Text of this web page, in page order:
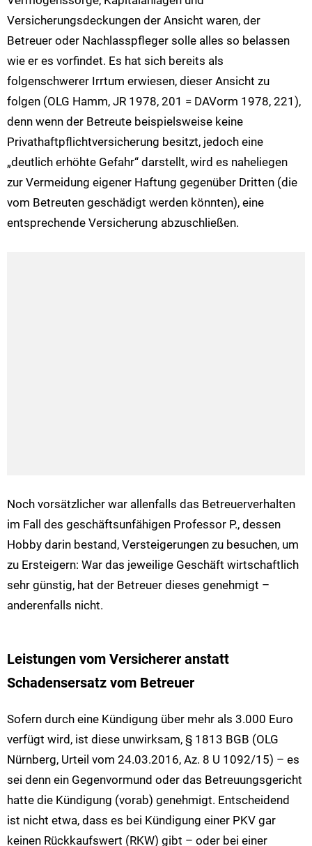
Versicherungsdeckungen der Ansicht waren, der
Betreuer oder Nachlasspfleger solle alles so belassen
wie er es vorfindet. Es hat sich bereits als
folgenschwerer Irrtum erwiesen, dieser Ansicht zu
folgen (OLG Hamm, JR 1978, 201 = DAVorm 1978, 221),
denn wenn der Betreute beispielsweise keine
Privathaftpflichtversicherung besitzt, jedoch eine
„deutlich erhöhte Gefahr“ darstellt, wird es naheliegen
zur Vermeidung eigener Haftung gegenüber Dritten (die
vom Betreuten geschädigt werden könnten), eine
entsprechende Versicherung abzuschließen.
Noch vorsätzlicher war allenfalls das Betreuerverhalten
im Fall des geschäftsunfähigen Professor P., dessen
Hobby darin bestand, Versteigerungen zu besuchen, um
zu Ersteigern: War das jeweilige Geschäft wirtschaftlich
sehr günstig, hat der Betreuer dieses genehmigt –
anderenfalls nicht.
Leistungen vom Versicherer anstatt
Schadensersatz vom Betreuer
Sofern durch eine Kündigung über mehr als 3.000 Euro
verfügt wird, ist diese unwirksam, § 1813 BGB (OLG
Nürnberg, Urteil vom 24.03.2016, Az. 8 U 1092/15) – es
sei denn ein Gegenvormund oder das Betreuungsgericht
hatte die Kündigung (vorab) genehmigt. Entscheidend
ist nicht etwa, dass es bei Kündigung einer PKV gar
keinen Rückkaufswert (RKW) gibt – oder bei einer